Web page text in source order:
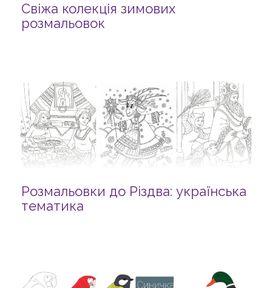
Свіжа колекція зимових
розмальовок
Розмальовки до Різдва: українська
тематика